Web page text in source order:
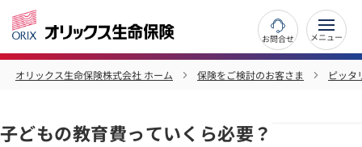
お問合せ
オリックス生命保険株式会社 ホーム 保険をご検討のお客さま ピッタ
子どもの教育費っていくら必要？